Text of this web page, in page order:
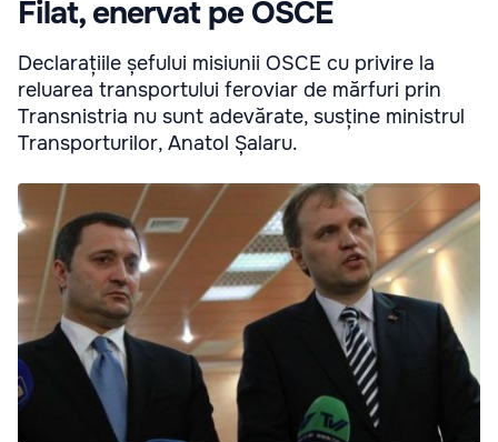
Filat, enervat pe OSCE
Declarațiile șefului misiunii OSCE cu privire la
reluarea transportului feroviar de mărfuri prin
Transnistria nu sunt adevărate, susține ministrul
Transporturilor, Anatol Șalaru.